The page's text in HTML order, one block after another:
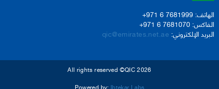
الهاتف: +971 6 7681999
الفاكس: +971 6 7681070
البريد الإلكتروني: qic@emirates.net.ae
All rights reserved ©QIC 2026
Powered by: Ibtekar Labs